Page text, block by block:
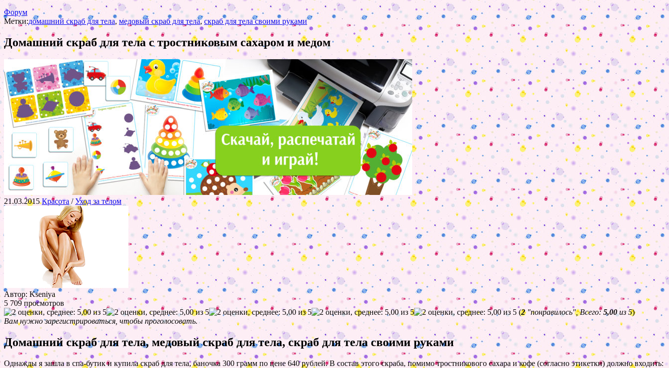
Форум
Метки:домашний скраб для тела, медовый скраб для тела,скраб для тела своими руками
Домашний скраб для тела с тростниковым сахаром и медом
21.03.2015Красота /Уход за телом
Автор: Kseniya
5 709 просмотров
(2"понравилось", Всего:5,00из 5)
Вам нужно зарегистрироваться, чтобы проголосовать.
Домашний скраб для тела, медовый скраб для тела, скраб для тела своими руками
Однажды я зашла в спа-бутик и купила скраб для тела, баночка 300 грамм по цене 640 рублей. В состав этого скраба, помимо тростникового сахара и кофе (согласно этикетки) должно входить: